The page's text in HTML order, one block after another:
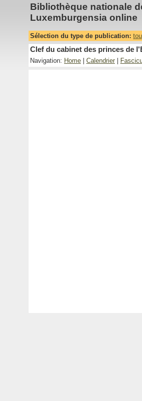
Bibliothèque nationale
Luxemburgensia online
Sélection du type de publication:
Clef du cabinet des princes de
Navigation: Home Calendrier